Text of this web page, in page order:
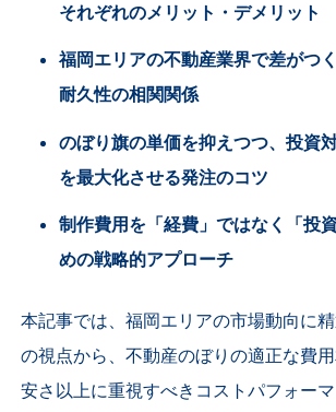
それぞれのメリット・デメリット
福岡エリアの不動産業界で差がつ
耐久性の相関関係
のぼり旗の単価を抑えつつ、投資
を最大化させる発注のコツ
制作費用を「経費」ではなく「投
めの戦略的アプローチ
本記事では、福岡エリアの市場動向に
の視点から、不動産のぼりの適正な費
安さ以上に重視すべきコストパフォー